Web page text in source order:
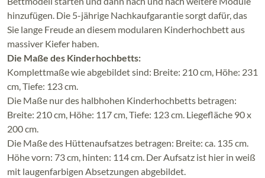
hinzufügen. Die 5-jährige Nachkaufgarantie sorgt dafür, das
Sie lange Freude an diesem modularen Kinderhochbett aus
massiver Kiefer haben.
Die Maße des Kinderhochbetts:
Komplettmaße wie abgebildet sind: Breite: 210 cm, Höhe: 231
cm, Tiefe: 123 cm.
Die Maße nur des halbhohen Kinderhochbetts betragen:
Breite: 210 cm, Höhe: 117 cm, Tiefe: 123 cm. Liegefläche 90 x
200 cm.
Die Maße des Hüttenaufsatzes betragen: Breite: ca. 135 cm.
Höhe vorn: 73 cm, hinten: 114 cm. Der Aufsatz ist hier in weiß
mit laugenfarbigen Absetzungen abgebildet.